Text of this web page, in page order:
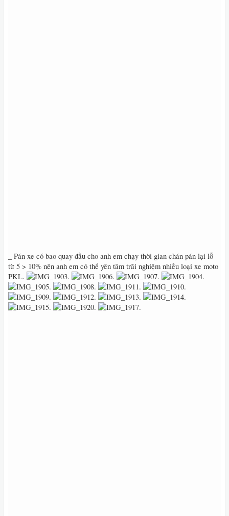
_ Pán xe có bao quay đầu cho anh em chạy thời gian chán pán lại lỗ
từ 5 > 10% nên anh em có thể yên tâm trãi nghiệm nhiều loại xe moto
PKL‭.